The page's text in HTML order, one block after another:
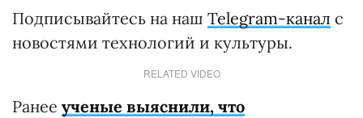
Подписывайтесь на наш Telegram-канал с
новостями технологий и культуры.
RELATED VIDEO
Ранее ученые выяснили, что